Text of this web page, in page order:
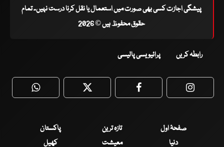
پیشگی اجازت کسی بھی صورت میں استعمال یا نقل کرنا درست نہیں۔ تمام
حقوق محفوظ ہیں © 2026
رابطہ کریں پرائیویسی پالیسی
WhatsApp Twitter Facebook
صفحۂ اول تازہ ترین
پاکستان
دنیا
معیشت
کھیل